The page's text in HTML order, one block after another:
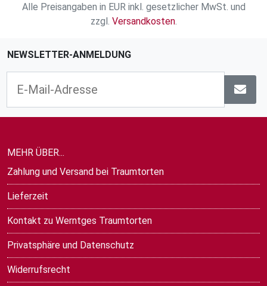
Alle Preisangaben in EUR inkl. gesetzlicher MwSt. und
zzgl. Versandkosten.
NEWSLETTER-ANMELDUNG
MEHR ÜBER...
Zahlung und Versand bei Traumtorten
Lieferzeit
Kontakt zu Werntges Traumtorten
Privatsphäre und Datenschutz
Widerrufsrecht